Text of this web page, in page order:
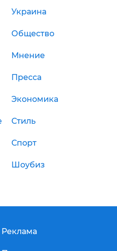
Украина
Общество
Мнение
Пресса
Экономика
Стиль
Спорт
Шоубиз
Реклама